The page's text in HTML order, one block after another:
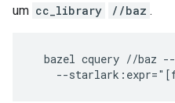
um cc_library //baz .
bazel cquery //baz